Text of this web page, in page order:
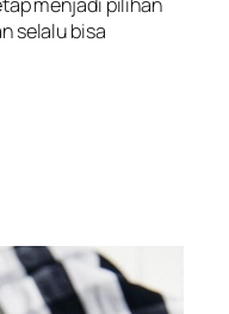
selalu bisa